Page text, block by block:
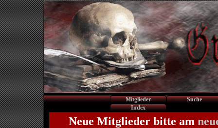
Mitglieder
Suche
Index
Neue Mitglieder bitte am